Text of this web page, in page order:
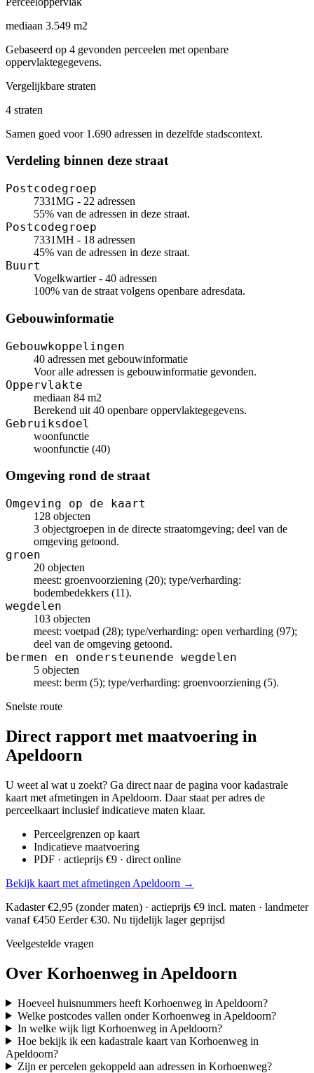
mediaan 3.549 m2
Gebaseerd op 4 gevonden perceelen met openbare
oppervlaktegegevens.
Vergelijkbare straten
4 straten
Samen goed voor 1.690 adressen in dezelfde stadscontext.
Verdeling binnen deze straat
Postcodegroep
7331MG - 22 adressen
55% van de adressen in deze straat.
Postcodegroep
7331MH - 18 adressen
45% van de adressen in deze straat.
Buurt
Vogelkwartier - 40 adressen
100% van de straat volgens openbare adresdata.
Gebouwinformatie
Gebouwkoppelingen
40 adressen met gebouwinformatie
Voor alle adressen is gebouwinformatie gevonden.
Oppervlakte
mediaan 84 m2
Berekend uit 40 openbare oppervlaktegegevens.
Gebruiksdoel
woonfunctie
woonfunctie (40)
Omgeving rond de straat
Omgeving op de kaart
128 objecten
3 objectgroepen in de directe straatomgeving; deel van de
omgeving getoond.
groen
20 objecten
meest: groenvoorziening (20); type/verharding:
bodembedekkers (11).
wegdelen
103 objecten
meest: voetpad (28); type/verharding: open verharding (97);
deel van de omgeving getoond.
bermen en ondersteunende wegdelen
5 objecten
meest: berm (5); type/verharding: groenvoorziening (5).
Snelste route
Direct rapport met maatvoering in
Apeldoorn
U weet al wat u zoekt? Ga direct naar de pagina voor kadastrale
kaart met afmetingen in Apeldoorn. Daar staat per adres de
perceelkaart inclusief indicatieve maten klaar.
Perceelgrenzen op kaart
Indicatieve maatvoering
PDF · actieprijs €9 · direct online
Bekijk kaart met afmetingen Apeldoorn →
Kadaster €2,95 (zonder maten) · actieprijs €9 incl. maten · landmeter
vanaf €450 Eerder €30. Nu tijdelijk lager geprijsd
Veelgestelde vragen
Over Korhoenweg in Apeldoorn
Hoeveel huisnummers heeft Korhoenweg in Apeldoorn?
Welke postcodes vallen onder Korhoenweg in Apeldoorn?
In welke wijk ligt Korhoenweg in Apeldoorn?
Hoe bekijk ik een kadastrale kaart van Korhoenweg in
Apeldoorn?
Zijn er percelen gekoppeld aan adressen in Korhoenweg?